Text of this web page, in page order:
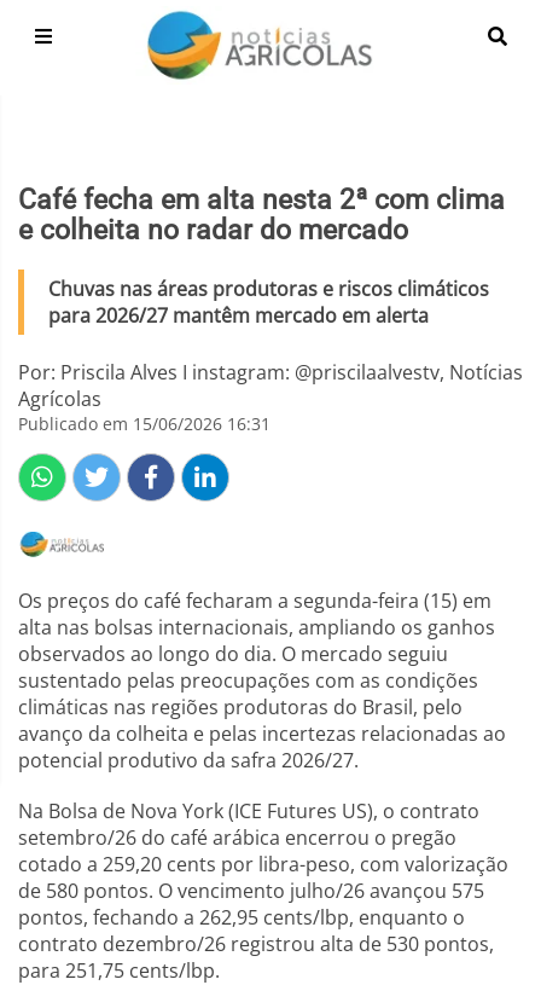
Café fecha em alta nesta 2ª com clima
e colheita no radar do mercado
Chuvas nas áreas produtoras e riscos climáticos
para 2026/27 mantêm mercado em alerta
Por: Priscila Alves I instagram: @priscilaalvestv, Notícias
Agrícolas
Publicado em 15/06/2026 16:31
Os preços do café fecharam a segunda-feira (15) em
alta nas bolsas internacionais, ampliando os ganhos
observados ao longo do dia. O mercado seguiu
sustentado pelas preocupações com as condições
climáticas nas regiões produtoras do Brasil, pelo
avanço da colheita e pelas incertezas relacionadas ao
potencial produtivo da safra 2026/27.
Na Bolsa de Nova York (ICE Futures US), o contrato
setembro/26 do café arábica encerrou o pregão
cotado a 259,20 cents por libra-peso, com valorização
de 580 pontos. O vencimento julho/26 avançou 575
pontos, fechando a 262,95 cents/lbp, enquanto o
contrato dezembro/26 registrou alta de 530 pontos,
para 251,75 cents/lbp.